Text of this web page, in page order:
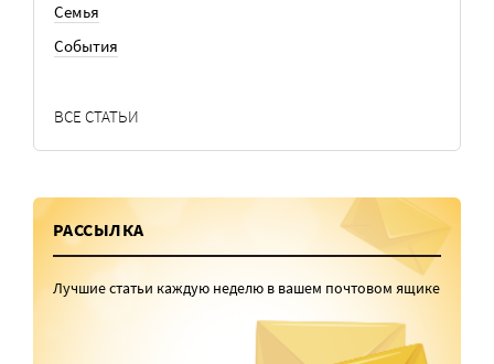
Семья
События
ВСЕ СТАТЬИ
РАССЫЛКА
Лучшие статьи каждую неделю в вашем почтовом ящике